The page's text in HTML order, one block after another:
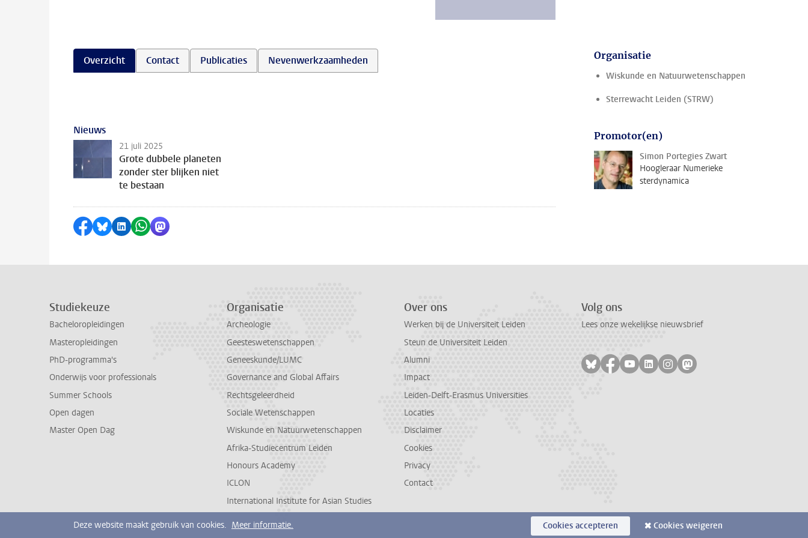
Overzicht Contact Publicaties Nevenwerkzaamheden
Nieuws
21 juli 2025
Grote dubbele planeten
zonder ster blijken niet
te bestaan
Delen op Facebook
Delen via Bluesky
Delen op LinkedIn
Delen via WhatsApp
Delen via Mastodon
Organisatie
Wiskunde en Natuurwetenschappen
Sterrewacht Leiden (STRW)
Promotor(en)
Simon Portegies Zwart
Hoogleraar Numerieke
sterdynamica
Studiekeuze
Bacheloropleidingen
Masteropleidingen
PhD-programma's
Onderwijs voor professionals
Summer Schools
Open dagen
Master Open Dag
Organisatie
Archeologie
Geesteswetenschappen
Geneeskunde/LUMC
Governance and Global Affairs
Rechtsgeleerdheid
Sociale Wetenschappen
Wiskunde en Natuurwetenschappen
Afrika-Studiecentrum Leiden
Honours Academy
ICLON
International Institute for Asian Studies
Over ons
Werken bij de Universiteit Leiden
Steun de Universiteit Leiden
Alumni
Impact
Leiden-Delft-Erasmus Universities
Locaties
Disclaimer
Cookies
Privacy
Contact
Volg ons
Lees onze wekelijkse nieuwsbrief
Volg ons op bluesky
Volg ons op facebook
Volg ons op youtube
Volg ons op linkedin
Volg ons op instagram
Volg ons op mastodon
Deze website maakt gebruik van cookies. Meer informatie. Cookies accepteren Cookies weigeren